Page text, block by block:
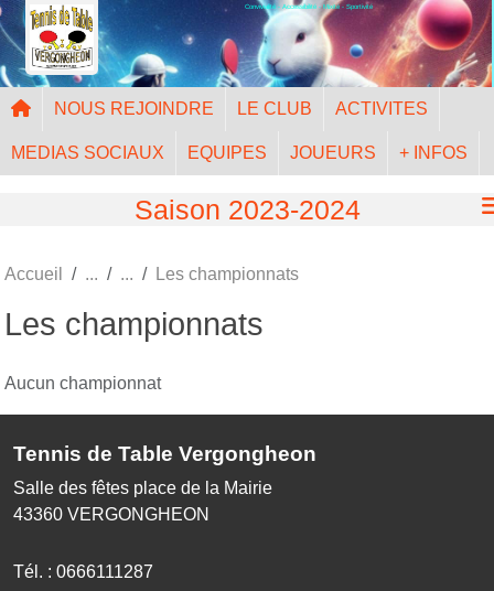
Convivialité - Accessibilité - Mixité - Sportivité
NOUS REJOINDRE LE CLUB ACTIVITES
MEDIAS SOCIAUX EQUIPES JOUEURS + INFOS
Saison 2023-2024
Accueil Les championnats
Les championnats
Aucun championnat
Tennis de Table Vergongheon
Salle des fêtes place de la Mairie
43360 VERGONGHEON
Tél. : 0666111287
Panneau de gestion des cookies